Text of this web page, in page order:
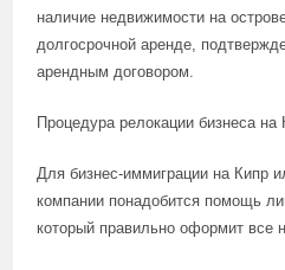
наличие недвижимости на
долгосрочной аренде,
арендным договором.
Процедура релокации бизнеса на
Для бизнес-иммиграции на Кипр
компании понадобится помощь
который правильно оформит все